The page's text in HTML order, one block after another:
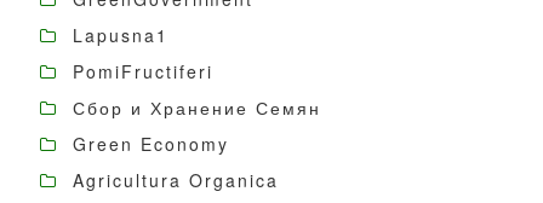
Lapusna1
PomiFructiferi
Сбор и Хранение Семян
Green Economy
Agricultura Organica